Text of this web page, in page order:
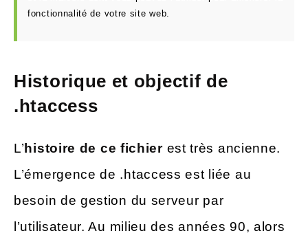
fonctionnalité de votre site web.
Historique et objectif de
.htaccess
L’histoire de ce fichierest très ancienne.
L’émergence de .htaccess est liée au
besoin de gestion du serveur par
l’utilisateur. Au milieu des années 90, alors